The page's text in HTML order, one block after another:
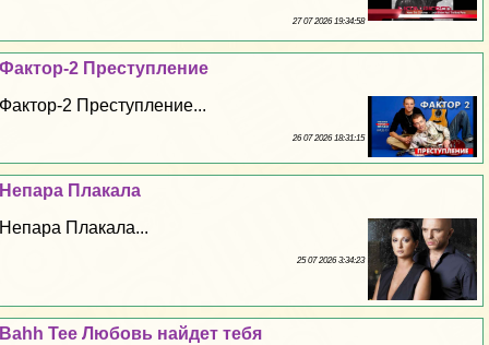
27 07 2026 19:34:58
Фактор-2 Преступление
Фактор-2 Преступление...
26 07 2026 18:31:15
Непара Плакала
Непара Плакала...
25 07 2026 3:34:23
Bahh Tee Любовь найдет тебя